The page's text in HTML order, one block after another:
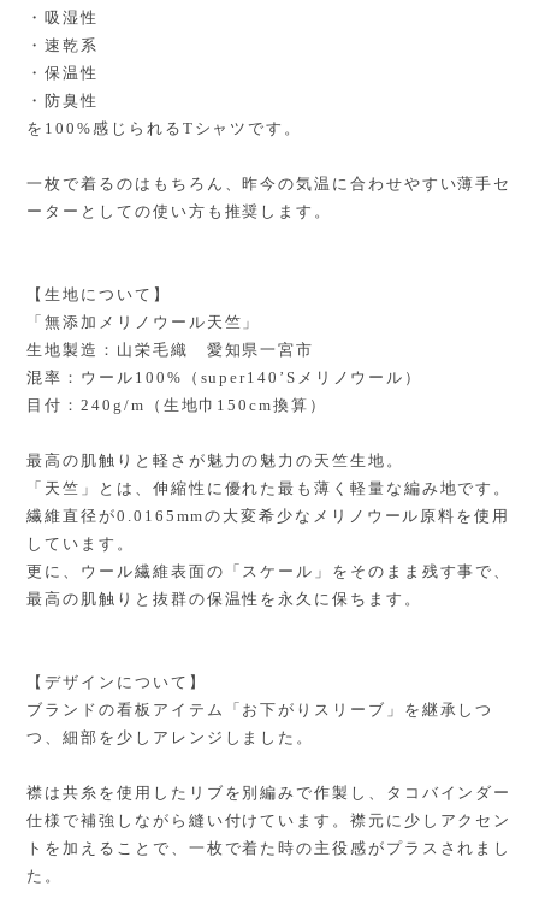
・吸湿性
・速乾系
・保温性
・防臭性
を100%感じられるTシャツです。
一枚で着るのはもちろん、昨今の気温に合わせやすい薄手セ
ーターとしての使い方も推奨します。
【生地について】
「無添加メリノウール天竺」
生地製造：山栄毛織 愛知県一宮市
混率：ウール100%（super140’Sメリノウール）
目付：240g/m（生地巾150cm換算）
最高の肌触りと軽さが魅力の魅力の天竺生地。
「天竺」とは、伸縮性に優れた最も薄く軽量な編み地です。
繊維直径が0.0165mmの大変希少なメリノウール原料を使用
しています。
更に、ウール繊維表面の「スケール」をそのまま残す事で、
最高の肌触りと抜群の保温性を永久に保ちます。
【デザインについて】
ブランドの看板アイテム「お下がりスリーブ」を継承しつ
つ、細部を少しアレンジしました。
襟は共糸を使用したリブを別編みで作製し、タコバインダー
仕様で補強しながら縫い付けています。襟元に少しアクセン
トを加えることで、一枚で着た時の主役感がプラスされまし
た。